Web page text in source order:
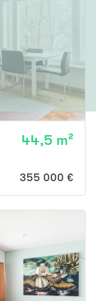
44,5 m²
355 000 €